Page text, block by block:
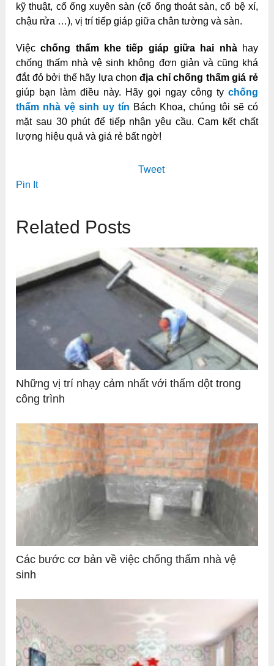
kỹ thuật, cổ ống xuyên sàn (cổ ống thoát sàn, cổ bệ xí,
chậu rửa …), vị trí tiếp giáp giữa chân tường và sàn.
Việcchống thấm khe tiếp giáp giữa hai nhàhay
chống thấm nhà vệ sinh không đơn giản và cũng khá
đắt đỏ bởi thế hãy lựa chọnđịa chỉ chống thấm giá rẻ
giúp bạn làm điều này. Hãy gọi ngay công ty chống
thấm nhà vệ sinh uy tín Bách Khoa, chúng tôi sẽ có
mặt sau 30 phút để tiếp nhận yêu cầu. Cam kết chất
lượng hiệu quả và giá rẻ bất ngờ!
Tweet
Pin It
Related Posts
Những vị trí nhạy cảm nhất với thấm dột trong
công trình
Các bước cơ bản về việc chống thấm nhà vệ
sinh